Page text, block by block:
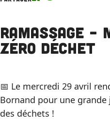
Ramassage –
Zéro Déchet
📅 Le mercredi 29 avril
Bornand pour une
des déchets !